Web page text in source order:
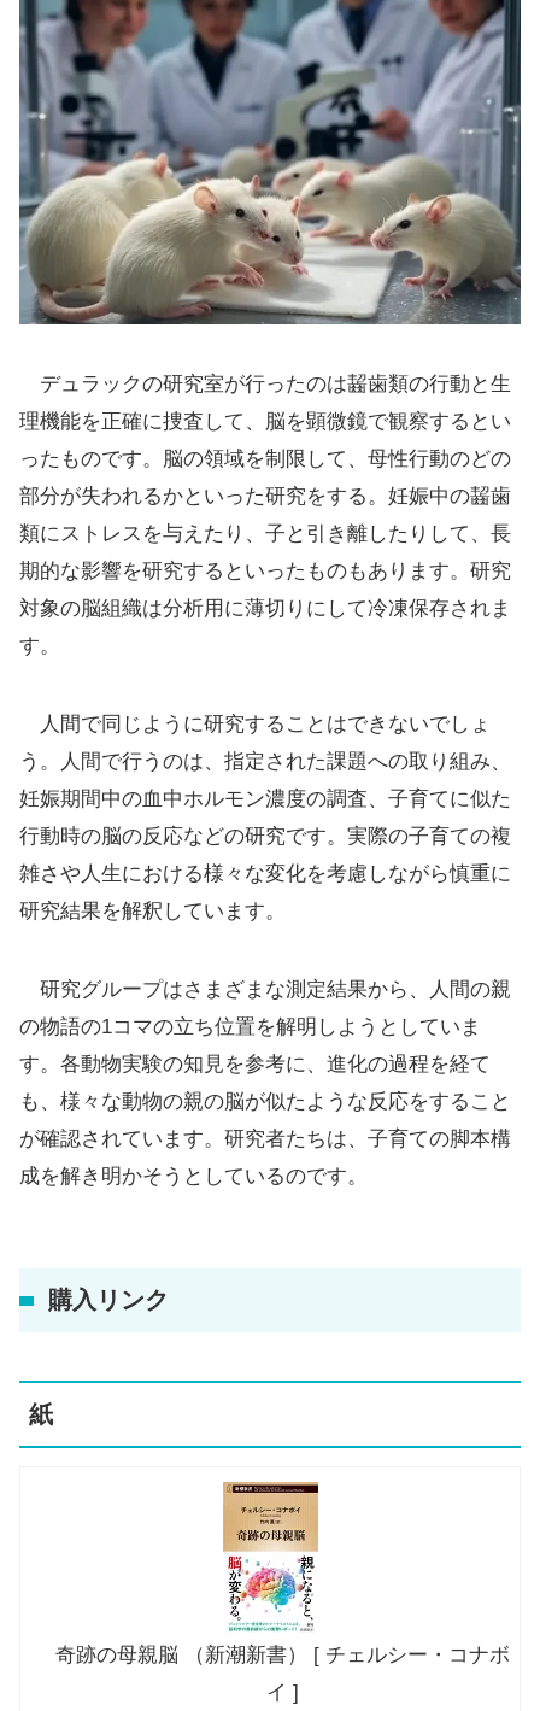
デュラックの研究室が行ったのは齧歯類の行動と生
理機能を正確に捜査して、脳を顕微鏡で観察するとい
ったものです。脳の領域を制限して、母性行動のどの
部分が失われるかといった研究をする。妊娠中の齧歯
類にストレスを与えたり、子と引き離したりして、長
期的な影響を研究するといったものもあります。研究
対象の脳組織は分析用に薄切りにして冷凍保存されま
す。
人間で同じように研究することはできないでしょ
う。人間で行うのは、指定された課題への取り組み、
妊娠期間中の血中ホルモン濃度の調査、子育てに似た
行動時の脳の反応などの研究です。実際の子育ての複
雑さや人生における様々な変化を考慮しながら慎重に
研究結果を解釈しています。
研究グループはさまざまな測定結果から、人間の親
の物語の1コマの立ち位置を解明しようとしていま
す。各動物実験の知見を参考に、進化の過程を経て
も、様々な動物の親の脳が似たような反応をすること
が確認されています。研究者たちは、子育ての脚本構
成を解き明かそうとしているのです。
購入リンク
紙
奇跡の母親脳 （新潮新書） [ チェルシー・コナボ
イ ]